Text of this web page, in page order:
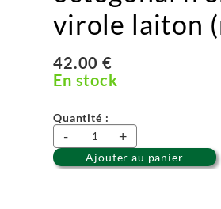
virole laiton
42.00 €
En stock
Quantité :
- +
Ajouter au panier